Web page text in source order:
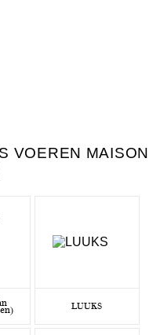
VOEREN MAISON
LUUKS